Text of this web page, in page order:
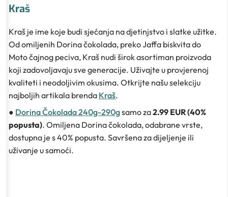
Kraš
Kraš je ime koje budi sjećanja na djetinjstvo i slatke užitke.
Od omiljenih Dorina čokolada, preko Jaffa biskvita do
Moto čajnog peciva, Kraš nudi širok asortiman proizvoda
koji zadovoljavaju sve generacije. Uživajte u provjerenoj
kvaliteti i neodoljivim okusima. Otkrijte našu selekciju
najboljih artikala brenda Kraš.
● Dorina Čokolada 240g-290gsamo za2.99 EUR (40%
popusta). Omiljena Dorina čokolada, odabrane vrste,
dostupna je s 40% popusta. Savršena za dijeljenje ili
uživanje u samoći.